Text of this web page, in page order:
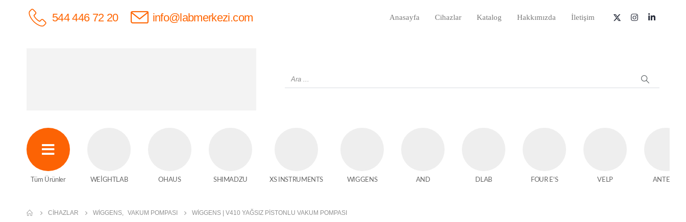
info@labmerkezi.com
544 446 72 20 Anasayfa Cihazlar Katalog Hakkımızda İletişim
Tüm Ürünler WEİGHTLAB OHAUS SHIMADZU XS INSTRUMENTS WIGGENS AND DLAB FOUR E'S VELP ANTECH
CIHAZLAR WIGGENS VAKUM POMPASI WİGGENS | V410 YAĞSIZ PISTONLU VAKUM POMPASI